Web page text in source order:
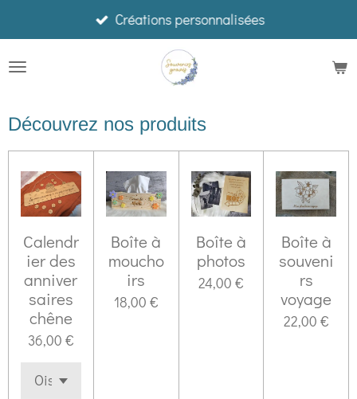
au
contenu
Créations personnalisées
Découvrez nos produits
Calendr
ier des
anniver
saires
chêne
36,00 €
Boîte à
moucho
irs
18,00 €
Boîte à
photos
24,00 €
Boîte à
souveni
rs
voyage
22,00 €